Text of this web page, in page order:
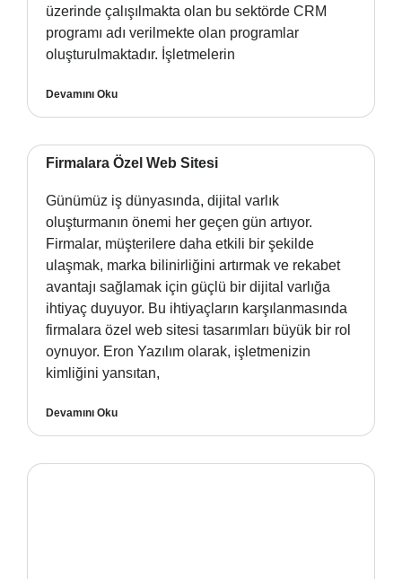
üzerinde çalışılmakta olan bu sektörde CRM
programı adı verilmekte olan programlar
oluşturulmaktadır. İşletmelerin
Devamını Oku
Firmalara Özel Web Sitesi
Günümüz iş dünyasında, dijital varlık
oluşturmanın önemi her geçen gün artıyor.
Firmalar, müşterilere daha etkili bir şekilde
ulaşmak, marka bilinirliğini artırmak ve rekabet
avantajı sağlamak için güçlü bir dijital varlığa
ihtiyaç duyuyor. Bu ihtiyaçların karşılanmasında
firmalara özel web sitesi tasarımları büyük bir rol
oynuyor. Eron Yazılım olarak, işletmenizin
kimliğini yansıtan,
Devamını Oku